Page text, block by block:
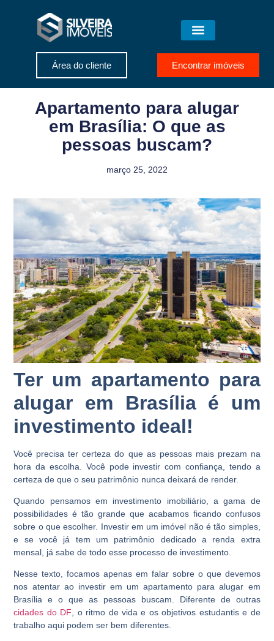
Área do cliente Encontrar imóveis
Apartamento para alugar
em Brasília: O que as
pessoas buscam?
março 25, 2022
Ter um apartamento para
alugar em Brasília é um
investimento ideal!
Você precisa ter certeza do que as pessoas mais prezam na
hora da escolha. Você pode investir com confiança, tendo a
certeza de que o seu patrimônio nunca deixará de render.
Quando pensamos em investimento imobiliário, a gama de
possibilidades é tão grande que acabamos ficando confusos
sobre o que escolher. Investir em um imóvel não é tão simples,
e se você já tem um patrimônio dedicado a renda extra
mensal, já sabe de todo esse processo de investimento.
Nesse texto, focamos apenas em falar sobre o que devemos
nos atentar ao investir em um apartamento para alugar em
Brasília e o que as pessoas buscam. Diferente de outras
cidades do DF, o ritmo de vida e os objetivos estudantis e de
trabalho aqui podem ser bem diferentes.